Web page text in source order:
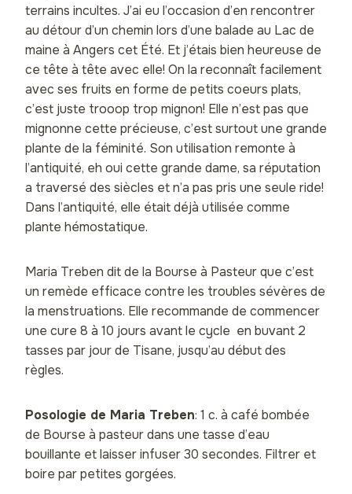
terrains incultes. J’ai eu l’occasion d’en rencontrer
au détour d’un chemin lors d’une balade au Lac de
maine à Angers cet Été. Et j’étais bien heureuse de
ce tête à tête avec elle! On la reconnaît facilement
avec ses fruits en forme de petits coeurs plats,
c’est juste trooop trop mignon! Elle n’est pas que
mignonne cette précieuse, c’est surtout une grande
plante de la féminité. Son utilisation remonte à
l’antiquité, eh oui cette grande dame, sa réputation
a traversé des siècles et n’a pas pris une seule ride!
Dans l’antiquité, elle était déjà utilisée comme
plante hémostatique.
Maria Treben dit de la Bourse à Pasteur que c’est
un remède efficace contre les troubles sévères de
la menstruations. Elle recommande de commencer
une cure 8 à 10 jours avant le cycle en buvant 2
tasses par jour de Tisane, jusqu’au début des
règles.
Posologie de Maria Treben: 1 c. à café bombée
de Bourse à pasteur dans une tasse d’eau
bouillante et laisser infuser 30 secondes. Filtrer et
boire par petites gorgées.